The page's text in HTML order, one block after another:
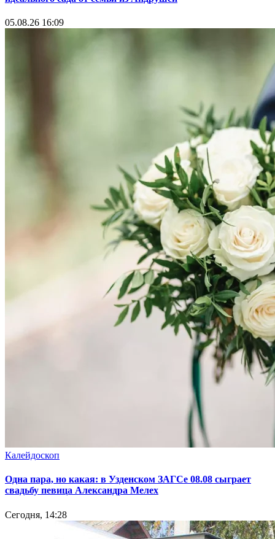
05.08.26 16:09
Калейдоскоп
Одна пара, но какая: в Узденском ЗАГСе 08.08 сыграет
свадьбу певица Александра Мелех
Сегодня, 14:28